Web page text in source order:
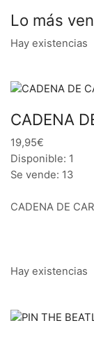
Lo más
Hay existencias
CADENA
19,95€
Disponible: 1
Se vende: 13
CADENA DE
Hay existencias